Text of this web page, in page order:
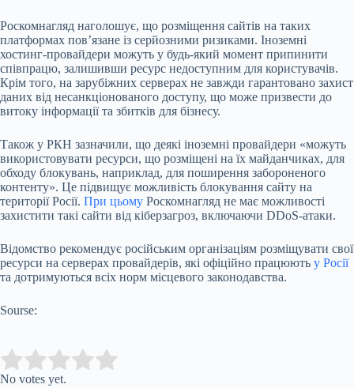
Роскомнагляд наголошує, що розміщення сайтів на таких
платформах пов’язане із серйозними ризиками. Іноземні
хостинг-провайдери можуть у будь-який момент припинити
співпрацю, залишивши ресурс недоступним для користувачів.
Крім того, на зарубіжних серверах не завжди гарантовано захист
даних від несанкціонованого доступу, що може призвести до
витоку інформації та збитків для бізнесу.
Також у РКН зазначили, що деякі іноземні провайдери «можуть
використовувати ресурси, що розміщені на їх майданчиках, для
обходу блокувань, наприклад, для поширення забороненого
контенту». Це підвищує можливість блокування сайту на
території Росії. При цьому Роскомнагляд не має можливості
захистити такі сайти від кіберзагроз, включаючи DDoS-атаки.
Відомство рекомендує російським організаціям розміщувати свої
ресурси на серверах провайдерів, які офіційно працюють у Росії
та дотримуються всіх норм місцевого законодавства.
Sourse:
Rate this item:
No votes yet.